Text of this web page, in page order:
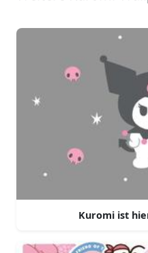
Kuromi ist